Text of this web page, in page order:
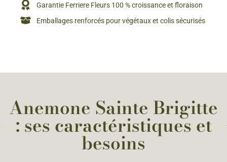
Garantie Ferriere Fleurs 100 % croissance et floraison
Emballages renforcés pour végétaux et colis sécurisés
Anemone Sainte Brigitte
: ses caractéristiques et
besoins